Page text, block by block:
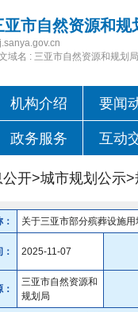
亚市自然资源和规
域名 : 三亚市自然资源和规划
机构介绍 要闻
政务服务 互动
开>城市规划公示
关于三亚市部分殡葬设施
2025-11-07
三亚市自然资源和
规划局